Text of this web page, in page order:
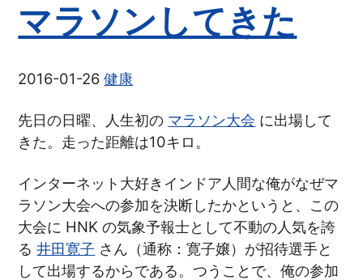
マラソンしてきた
2016-01-26健康
先日の日曜、人生初の マラソン大会 に出場して
きた。走った距離は10キロ。
インターネット大好きインドア人間な俺がなぜマ
ラソン大会への参加を決断したかというと、この
大会に HNK の気象予報士として不動の人気を誇
る井田寛子 さん（通称：寛子嬢）が招待選手と
して出場するからである。つうことで、俺の参加